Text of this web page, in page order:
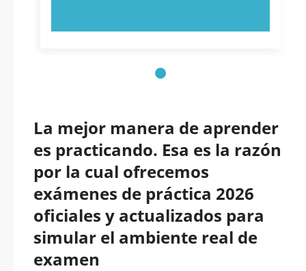
La mejor manera de aprender
es practicando. Esa es la razón
por la cual ofrecemos
exámenes de práctica 2026
oficiales y actualizados para
simular el ambiente real de
examen